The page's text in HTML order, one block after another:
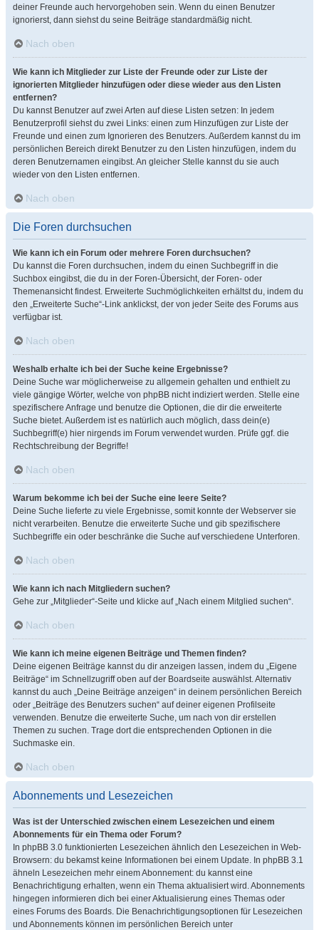
deiner Freunde auch hervorgehoben sein. Wenn du einen Benutzer
ignorierst, dann siehst du seine Beiträge standardmäßig nicht.
Nach oben
Wie kann ich Mitglieder zur Liste der Freunde oder zur Liste der
ignorierten Mitglieder hinzufügen oder diese wieder aus den Listen
entfernen?
Du kannst Benutzer auf zwei Arten auf diese Listen setzen: In jedem
Benutzerprofil siehst du zwei Links: einen zum Hinzufügen zur Liste der
Freunde und einen zum Ignorieren des Benutzers. Außerdem kannst du im
persönlichen Bereich direkt Benutzer zu den Listen hinzufügen, indem du
deren Benutzernamen eingibst. An gleicher Stelle kannst du sie auch
wieder von den Listen entfernen.
Nach oben
Die Foren durchsuchen
Wie kann ich ein Forum oder mehrere Foren durchsuchen?
Du kannst die Foren durchsuchen, indem du einen Suchbegriff in die
Suchbox eingibst, die du in der Foren-Übersicht, der Foren- oder
Themenansicht findest. Erweiterte Suchmöglichkeiten erhältst du, indem du
den „Erweiterte Suche“-Link anklickst, der von jeder Seite des Forums aus
verfügbar ist.
Nach oben
Weshalb erhalte ich bei der Suche keine Ergebnisse?
Deine Suche war möglicherweise zu allgemein gehalten und enthielt zu
viele gängige Wörter, welche von phpBB nicht indiziert werden. Stelle eine
spezifischere Anfrage und benutze die Optionen, die dir die erweiterte
Suche bietet. Außerdem ist es natürlich auch möglich, dass dein(e)
Suchbegriff(e) hier nirgends im Forum verwendet wurden. Prüfe ggf. die
Rechtschreibung der Begriffe!
Nach oben
Warum bekomme ich bei der Suche eine leere Seite?
Deine Suche lieferte zu viele Ergebnisse, somit konnte der Webserver sie
nicht verarbeiten. Benutze die erweiterte Suche und gib spezifischere
Suchbegriffe ein oder beschränke die Suche auf verschiedene Unterforen.
Nach oben
Wie kann ich nach Mitgliedern suchen?
Gehe zur „Mitglieder“-Seite und klicke auf „Nach einem Mitglied suchen“.
Nach oben
Wie kann ich meine eigenen Beiträge und Themen finden?
Deine eigenen Beiträge kannst du dir anzeigen lassen, indem du „Eigene
Beiträge“ im Schnellzugriff oben auf der Boardseite auswählst. Alternativ
kannst du auch „Deine Beiträge anzeigen“ in deinem persönlichen Bereich
oder „Beiträge des Benutzers suchen“ auf deiner eigenen Profilseite
verwenden. Benutze die erweiterte Suche, um nach von dir erstellen
Themen zu suchen. Trage dort die entsprechenden Optionen in die
Suchmaske ein.
Nach oben
Abonnements und Lesezeichen
Was ist der Unterschied zwischen einem Lesezeichen und einem
Abonnements für ein Thema oder Forum?
In phpBB 3.0 funktionierten Lesezeichen ähnlich den Lesezeichen in Web-
Browsern: du bekamst keine Informationen bei einem Update. In phpBB 3.1
ähneln Lesezeichen mehr einem Abonnement: du kannst eine
Benachrichtigung erhalten, wenn ein Thema aktualisiert wird. Abonnements
hingegen informieren dich bei einer Aktualisierung eines Themas oder
eines Forums des Boards. Die Benachrichtigungsoptionen für Lesezeichen
und Abonnements können im persönlichen Bereich unter